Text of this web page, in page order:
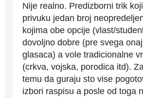
Nije realno. Predizborni trik
privuku jedan broj
kojima obe opcije (vlast/
dovoljno dobre (pre svega
glasaca) a vole tradicionalne
(crkva, vojska, porodica itd).
temu da guraju sto vise
izbori raspisu a posle od toga